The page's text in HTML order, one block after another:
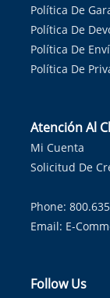
Política De
Política De
Política De
Política De
Atención Al
Mi Cuenta
Solicitud De
Phone:
Email: E-
Follow Us